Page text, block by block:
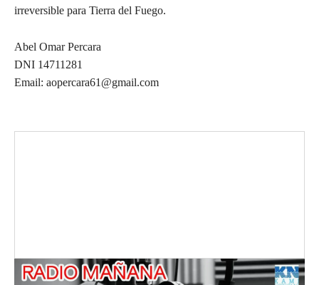
irreversible para Tierra del Fuego.
Abel Omar Percara
DNI 14711281
Email: aopercara61@gmail.com